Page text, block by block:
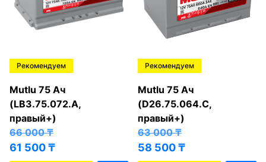
Рекомендуем
Mutlu 75 Ач
(LB3.75.072.A,
правый+)
66 000₸
61 500₸
Рекомендуем
Mutlu 75 Ач
(D26.75.064.C,
правый+)
63 000₸
58 500₸